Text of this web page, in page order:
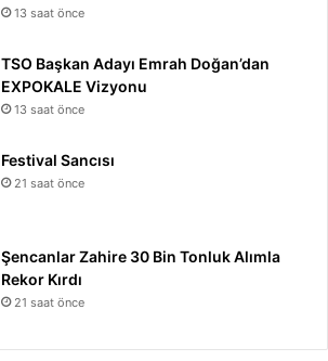
13 saat önce
TSO Başkan Adayı Emrah Doğan’dan
EXPOKALE Vizyonu
13 saat önce
Festival Sancısı
21 saat önce
Şencanlar Zahire 30 Bin Tonluk Alımla
Rekor Kırdı
21 saat önce